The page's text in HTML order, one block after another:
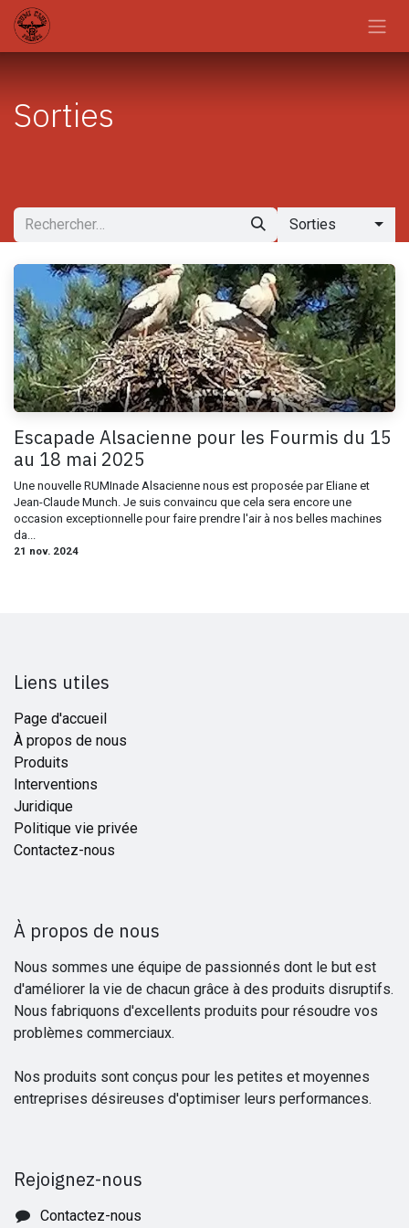
Se rendre au contenu
Sorties
Sorties
Escapade Alsacienne pour les Fourmis du 15
au 18 mai 2025
Une nouvelle RUMInade Alsacienne nous est proposée par Eliane et
Jean-Claude Munch. Je suis convaincu que cela sera encore une
occasion exceptionnelle pour faire prendre l'air à nos belles machines
da...
21 nov. 2024
Liens utiles
Page d'accueil
À propos de nous
Produits
Interventions
Juridique
Politique vie privée
Contactez-nous
À propos de nous
Nous sommes une équipe de passionnés dont le but est
d'améliorer la vie de chacun grâce à des produits disruptifs.
Nous fabriquons d'excellents produits pour résoudre vos
problèmes commerciaux.
Nos produits sont conçus pour les petites et moyennes
entreprises désireuses d'optimiser leurs performances.
Rejoignez-nous
Contactez-nous